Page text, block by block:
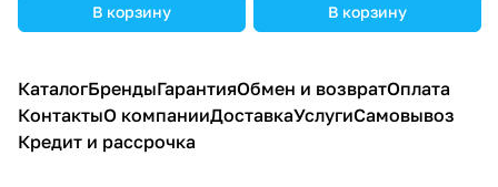
В корзину В корзину
КаталогБрендыГарантияОбмен и возвратОплата
КонтактыО компанииДоставкаУслугиСамовывоз
Кредит и рассрочка